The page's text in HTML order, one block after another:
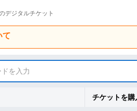
デジタルチケット
て
を入力
チケットを購